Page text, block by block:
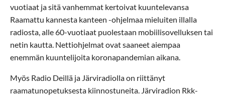
vuotiaat ja sitä vanhemmat kertoivat kuuntelevansa
Raamattu kannesta kanteen -ohjelmaa mieluiten illalla
radiosta, alle 60-vuotiaat puolestaan mobiilisovelluksen tai
netin kautta. Nettiohjelmat ovat saaneet aiempaa
enemmän kuuntelijoita koronapandemian aikana.
Myös Radio Deillä ja Järviradiolla on riittänyt
raamatunopetuksesta kiinnostuneita. Järviradion Rkk-